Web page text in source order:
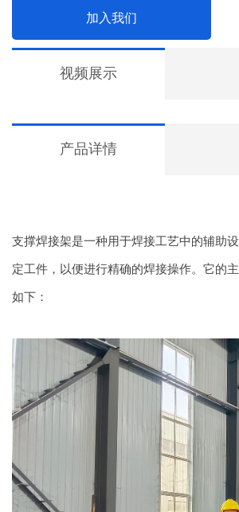
加入我们
视频展示
产品详情
支撑焊接架是一种用于焊接工艺中的辅助
定工件，以便进行精确的焊接操作。它的
如下：